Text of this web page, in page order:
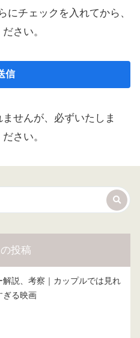
にチェックを入れてから、
さい。
せんが、必ずいたしま
さい。
投稿
解説、考察｜カップルでは見れ
ぎる映画